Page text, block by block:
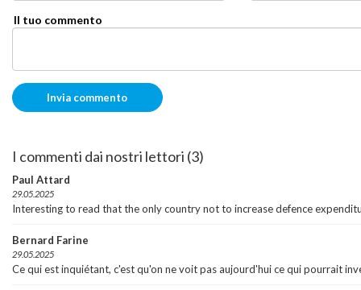
Il tuo commento
I commenti dai nostri lettori (3)
Paul Attard
29.05.2025
Interesting to read that the only country not to increase defence
Bernard Farine
29.05.2025
Ce qui est inquiétant, c'est qu'on ne voit pas aujourd'hui ce qui pourrait